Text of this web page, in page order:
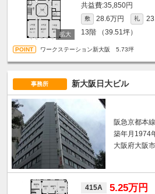
35,850円
敷 28.6万円 礼
13階
（39.51坪）
ワークステーション新大阪 5.73坪
事務所 新大阪日大ビル
阪急京都本
築年月1974
大阪府大阪
415A 5.25万円